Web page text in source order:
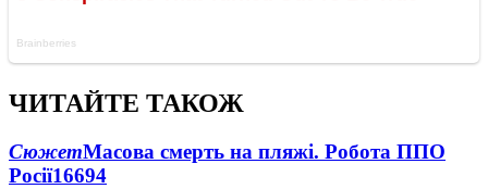
ЧИТАЙТЕ ТАКОЖ
СюжетМасова смерть на пляжі. Робота ППО
Росії16694